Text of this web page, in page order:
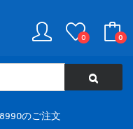
0 0
のご注文